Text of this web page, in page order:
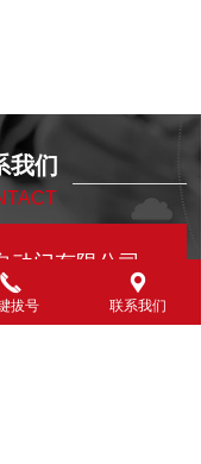
我们
动门有限公司
끅
拔号
끇
联系我们